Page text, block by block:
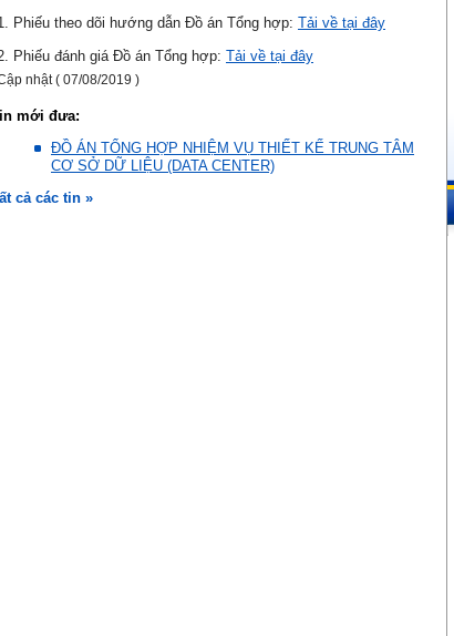
Phiếu theo dõi hướng dẫn Đồ án Tổng hợp: Tải về tại đây
Phiếu đánh giá Đồ án Tổng hợp: Tải về tại đây
nhật ( 07/08/2019 )
mới đưa:
ĐỒ ÁN TỔNG HỢP NHIỆM VỤ THIẾT KẾ TRUNG TÂM
CƠ SỞ DỮ LIỆU (DATA CENTER)
cả các tin »